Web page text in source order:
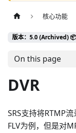
核心功能
版本：5.0 (Archived) 📦
On this page
DVR
SRS支持将RTMP
FLV为例，但是对